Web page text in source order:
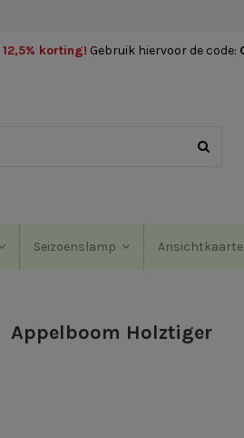
12,5% korting! Gebruik hiervoor de code:
Seizoenslamp
Appelboom Holztiger